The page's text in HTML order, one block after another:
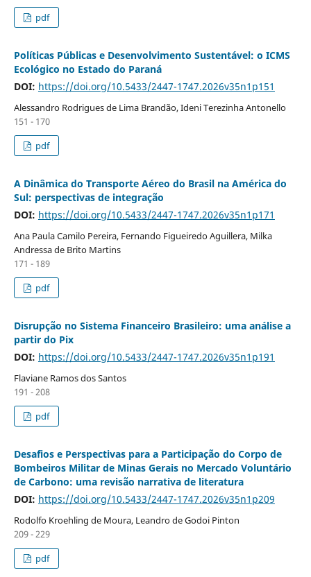
pdf
Políticas Públicas e Desenvolvimento Sustentável: o ICMS
Ecológico no Estado do Paraná
DOI: https://doi.org/10.5433/2447-1747.2026v35n1p151
Alessandro Rodrigues de Lima Brandão, Ideni Terezinha Antonello
151 - 170
pdf
A Dinâmica do Transporte Aéreo do Brasil na América do
Sul: perspectivas de integração
DOI: https://doi.org/10.5433/2447-1747.2026v35n1p171
Ana Paula Camilo Pereira, Fernando Figueiredo Aguillera, Milka
Andressa de Brito Martins
171 - 189
pdf
Disrupção no Sistema Financeiro Brasileiro: uma análise a
partir do Pix
DOI: https://doi.org/10.5433/2447-1747.2026v35n1p191
Flaviane Ramos dos Santos
191 - 208
pdf
Desafios e Perspectivas para a Participação do Corpo de
Bombeiros Militar de Minas Gerais no Mercado Voluntário
de Carbono: uma revisão narrativa de literatura
DOI: https://doi.org/10.5433/2447-1747.2026v35n1p209
Rodolfo Kroehling de Moura, Leandro de Godoi Pinton
209 - 229
pdf